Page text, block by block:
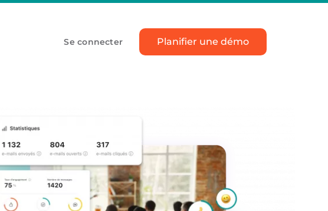
Se connecter Planifier une démo